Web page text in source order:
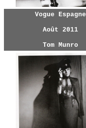
Vogue Espagne
Août 2011
Tom Munro